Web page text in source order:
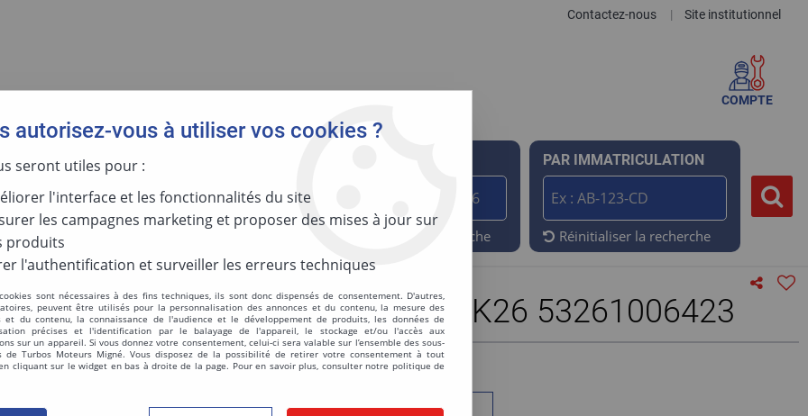
Contactez-nous | Site institutionnel
COMPTE
MOTORISATION
Réinitialiser la recherche
PAR IMMATRICULATION
Réinitialiser la recherche
CARTER TURBINR K26 53261006423
Réf. :53261006423
autorisez-vous à utiliser vos cookies ?
seront utiles pour :
l'interface et les fonctionnalités du site
les campagnes marketing et proposer des mises à jour sur
produits
l'authentification et surveiller les erreurs techniques
sont nécessaires à des fins techniques, ils sont donc dispensés de consentement. D'autres,
peuvent être utilisés pour la personnalisation des annonces et du contenu, la mesure des
et du contenu, la connaissance de l'audience et le développement de produits, les données de
précises et l'identification par le balayage de l'appareil, le stockage et/ou l'accès aux
sur un appareil. Si vous donnez votre consentement, celui-ci sera valable sur l’ensemble des sous-
de Turbos Moteurs Migné. Vous disposez de la possibilité de retirer votre consentement à tout
cliquant sur le widget en bas à droite de la page. Pour en savoir plus, consulter notre politique de